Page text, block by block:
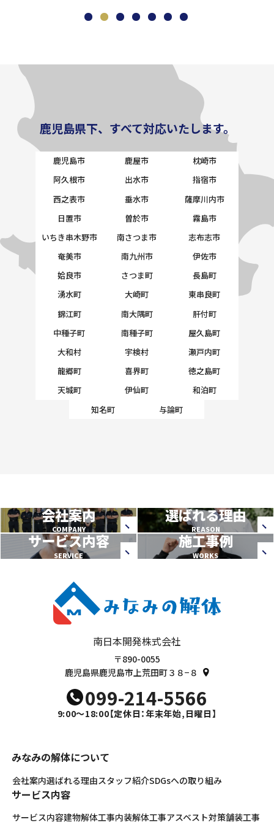
鹿児島県下、すべて対応いたします。
鹿児島市 鹿屋市
枕崎市
阿久根市
出水市
指宿市
西之表市
垂水市
薩摩川内市
日置市
曽於市
霧島市
いちき串木野市
南さつま市
志布志市
奄美市
南九州市
伊佐市
姶良市
さつま町
長島町
湧水町
大崎町
東串良町
錦江町
南大隅町
肝付町
中種子町
南種子町
屋久島町
大和村
宇検村
瀬戸内町
龍郷町
喜界町
徳之島町
天城町
伊仙町
和泊町
知名町
与論町
会社案内
COMPANY
選ばれる理由
REASON
サービス内容
SERVICE
施工事例
WORKS
南日本開発株式会社
〒890-0055
鹿児島県鹿児島市上荒田町３８−８
099-214-5566
9:00～18:00【定休日：年末年始,日曜日】
みなみの解体について
会社案内選ばれる理由スタッフ紹介SDGsへの取り組み
サービス内容
サービス内容建物解体工事内装解体工事アスベスト対策舗装工事